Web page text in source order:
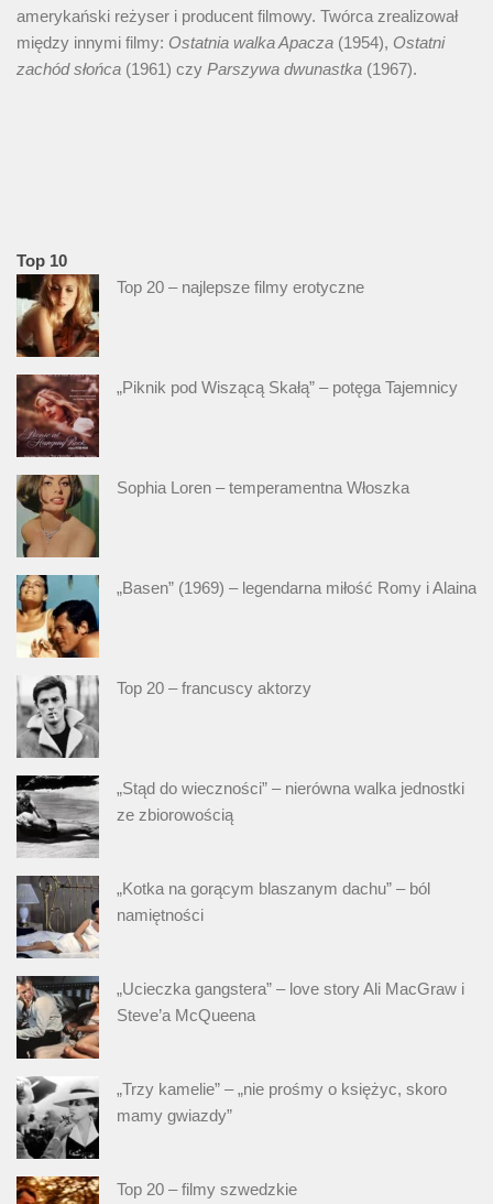
amerykański reżyser i producent filmowy. Twórca zrealizował
między innymi filmy: Ostatnia walka Apacza (1954), Ostatni
zachód słońca (1961) czy Parszywa dwunastka (1967).
Top 10
Top 20 – najlepsze filmy erotyczne
„Piknik pod Wiszącą Skałą” – potęga Tajemnicy
Sophia Loren – temperamentna Włoszka
„Basen” (1969) – legendarna miłość Romy i Alaina
Top 20 – francuscy aktorzy
„Stąd do wieczności” – nierówna walka jednostki
ze zbiorowością
„Kotka na gorącym blaszanym dachu” – ból
namiętności
„Ucieczka gangstera” – love story Ali MacGraw i
Steve’a McQueena
„Trzy kamelie” – „nie prośmy o księżyc, skoro
mamy gwiazdy”
Top 20 – filmy szwedzkie